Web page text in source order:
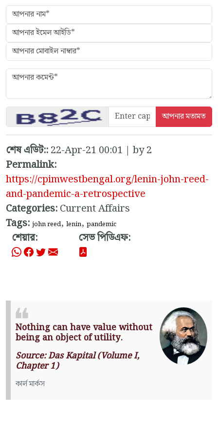
শেষ এডিট::22-Apr-21 00:01 | by 2
Permalink:
https://cpimwestbengal.org/lenin-john-reed-
and-pandemic-a-retrospective
Categories:Current Affairs
Tags: john reed, lenin, pandemic
শেয়ার: সেভ পিডিএফ:
Nothing can have value without
being an object of utility.
Source: Das Kapital (Volume I,
Chapter 1)
কার্ল মার্কস